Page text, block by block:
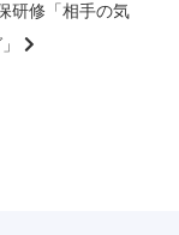
研修「相手の気